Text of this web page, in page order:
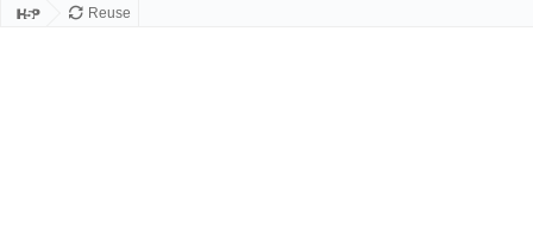
Reuse